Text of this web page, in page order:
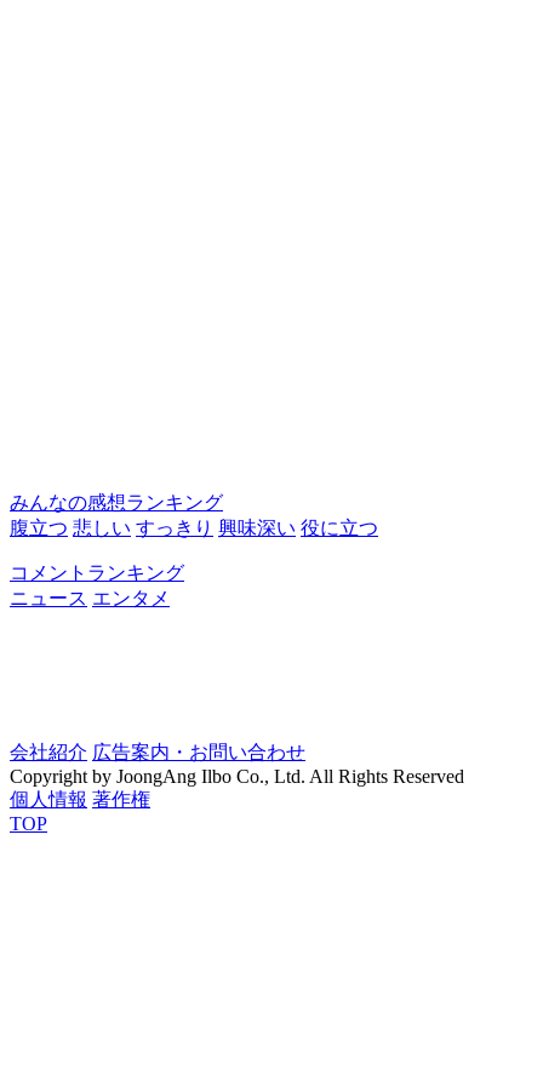
みんなの感想ランキング
腹立つ 悲しい すっきり 興味深い 役に立つ
コメントランキング
ニュース エンタメ
会社紹介 広告案内・お問い合わせ
Copyright by JoongAng Ilbo Co., Ltd. All Rights Reserved
個人情報 著作権
TOP